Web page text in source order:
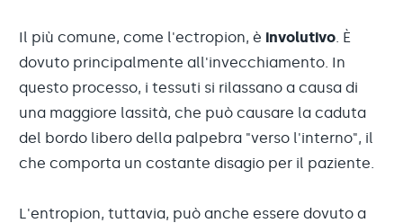
Il più comune, come l'ectropion, è involutivo. È
dovuto principalmente all'invecchiamento. In
questo processo, i tessuti si rilassano a causa di
una maggiore lassità, che può causare la caduta
del bordo libero della palpebra "verso l'interno", il
che comporta un costante disagio per il paziente.
L'entropion, tuttavia, può anche essere dovuto a